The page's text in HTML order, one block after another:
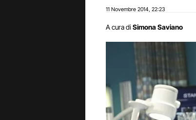
11 Novembre 2014 22:23
A cura di Simona Saviano